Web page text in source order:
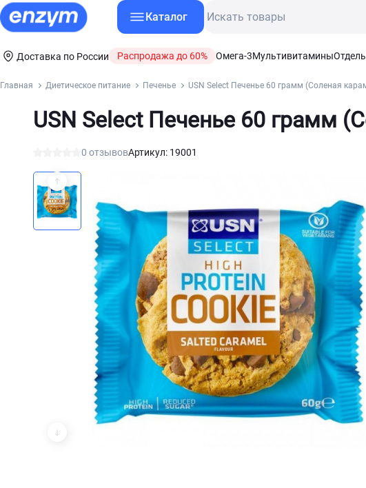
Каталог
Доставка по России Распродажа до 60% Омега-3Мультивитамины
Главная Диетическое питание Печенье USN Select Печенье 60 грамм (Соленая
USN Select Печенье 60 грамм
0 отзывовАртикул: 19001